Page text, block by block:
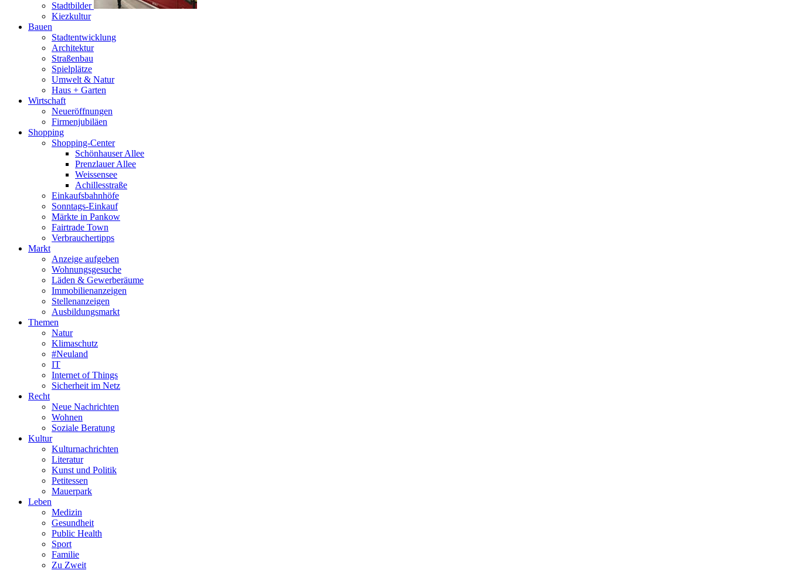
Stadtbilder
Kiezkultur
Bauen
Stadtentwicklung
Architektur
Straßenbau
Spielplätze
Umwelt & Natur
Haus + Garten
Wirtschaft
Neueröffnungen
Firmenjubiläen
Shopping
Shopping-Center
Schönhauser Allee
Prenzlauer Allee
Weissensee
Achillesstraße
Einkaufsbahnhöfe
Sonntags-Einkauf
Märkte in Pankow
Fairtrade Town
Verbrauchertipps
Markt
Anzeige aufgeben
Wohnungsgesuche
Läden & Gewerberäume
Immobilienanzeigen
Stellenanzeigen
Ausbildungsmarkt
Themen
Natur
Klimaschutz
#Neuland
IT
Internet of Things
Sicherheit im Netz
Recht
Neue Nachrichten
Wohnen
Soziale Beratung
Kultur
Kulturnachrichten
Literatur
Kunst und Politik
Petitessen
Mauerpark
Leben
Medizin
Gesundheit
Public Health
Sport
Familie
Zu Zweit